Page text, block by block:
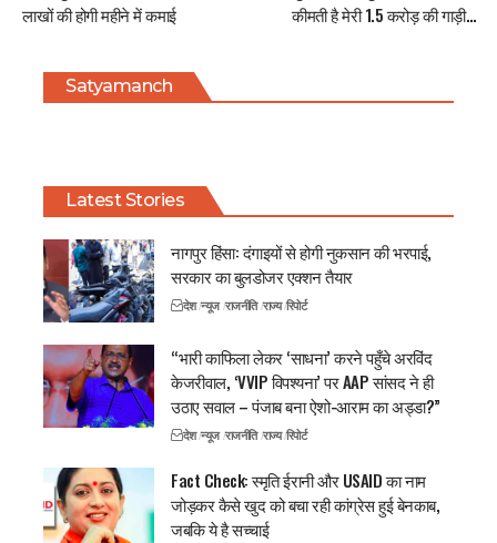
लाखों की होगी महीने में कमाई
कीमती है मेरी 1.5 करोड़ की गाड़ी…
Satyamanch
Latest Stories
नागपुर हिंसा: दंगाइयों से होगी नुकसान की भरपाई,
सरकार का बुलडोजर एक्शन तैयार
देश न्यूज राजनीति राज्य रिपोर्ट
“भारी काफिला लेकर ‘साधना’ करने पहुँचे अरविंद
केजरीवाल, ‘VVIP विपश्यना’ पर AAP सांसद ने ही
उठाए सवाल – पंजाब बना ऐशो-आराम का अड्डा?”
देश न्यूज राजनीति राज्य रिपोर्ट
Fact Check: स्मृति ईरानी और USAID का नाम
जोड़कर कैसे खुद को बचा रही कांग्रेस हुई बेनकाब,
जबकि ये है सच्चाई